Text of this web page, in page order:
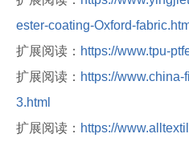
ester-coating-Oxford-
扩展阅读： https://www.tpu-
扩展阅读： https://
3.html
扩展阅读： https://